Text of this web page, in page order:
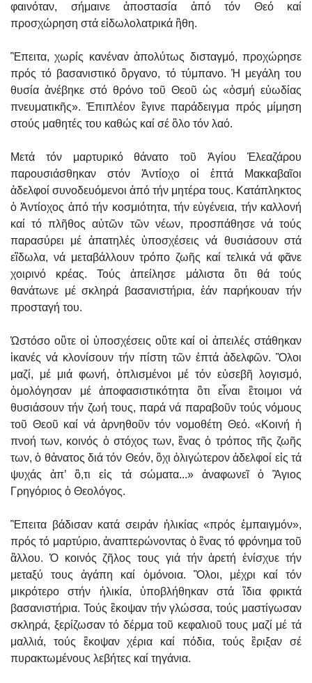
φαινόταν, σήμαινε ἀποστασία ἀπό τόν Θεό καί
προσχώρηση στά εἰδωλολατρικά ἢθη.
Ἒπειτα, χωρίς κανέναν ἀπολύτως δισταγμό, προχώρησε
πρός τό βασανιστικό ὂργανο, τό τύμπανο. Ἡ μεγάλη του
θυσία ἀνέβηκε στό θρόνο τοῦ Θεοῦ ὡς «ὀσμή εὐωδίας
πνευματικῆς». Ἐπιπλέον ἒγινε παράδειγμα πρός μίμηση
στούς μαθητές του καθώς καί σέ ὃλο τόν λαό.
Μετά τόν μαρτυρικό θάνατο τοῦ Ἁγίου Ἐλεαζάρου
παρουσιάσθηκαν στόν Ἀντίοχο οἱ ἑπτά Μακκαβαῖοι
ἀδελφοί συνοδευόμενοι ἀπό τήν μητέρα τους. Κατάπληκτος
ὁ Ἀντίοχος ἀπό τήν κοσμιότητα, τήν εὐγένεια, τήν καλλονή
καί τό πλῆθος αὐτῶν τῶν νέων, προσπάθησε νά τούς
παρασύρει μέ ἀπατηλές ὑποσχέσεις νά θυσιάσουν στά
εἲδωλα, νά μεταβάλλουν τρόπο ζωῆς καί τελικά νά φᾶνε
χοιρινό κρέας. Τούς ἀπείλησε μάλιστα ὃτι θά τούς
θανάτωνε μέ σκληρά βασανιστήρια, ἐάν παρήκουαν τήν
προσταγή του.
Ὡστόσο οὒτε οἱ ὑποσχέσεις οὒτε καί οἱ ἀπειλές στάθηκαν
ἱκανές νά κλονίσουν τήν πίστη τῶν ἑπτά ἀδελφῶν. Ὃλοι
μαζί, μέ μιά φωνή, ὁπλισμένοι μέ τόν εὐσεβῆ λογισμό,
ὁμολόγησαν μέ ἀποφασιστικότητα ὃτι εἶναι ἓτοιμοι νά
θυσιάσουν τήν ζωή τους, παρά νά παραβοῦν τούς νόμους
τοῦ Θεοῦ καί νά ἀρνηθοῦν τόν νομοθέτη Θεό. «Κοινή ἡ
πνοή των, κοινός ὁ στόχος των, ἓνας ὁ τρόπος τῆς ζωῆς
των, ὁ θἀνατος διά τόν Θεόν, ὂχι ὀλιγώτερον ἀδελφοί εἰς τά
ψυχάς ἀπ’ ὃ,τι εἰς τά σώματα...» ἀναφωνεῖ ὁ Ἃγιος
Γρηγόριος ὁ Θεολόγος.
Ἒπειτα βάδισαν κατά σειράν ἡλικίας «πρός ἐμπαιγμόν»,
πρός τό μαρτύριο, ἀναπτερώνοντας ὁ ἓνας τό φρόνημα τοῦ
ἂλλου. Ὁ κοινός ζῆλος τους γιά τήν ἀρετή ἐνίσχυε τήν
μεταξύ τους ἀγάπη καί ὁμόνοια. Ὃλοι, μέχρι καί τόν
μικρότερο στήν ἡλικία, ὑποβλήθηκαν στά ἲδια φρικτά
βασανιστήρια. Τούς ἒκοψαν τήν γλώσσα, τούς μαστίγωσαν
σκληρά, ξερίζωσαν τό δέρμα τοῦ κεφαλιοῦ τους μαζί μέ τά
μαλλιά, τούς ἒκοψαν χέρια καί πόδια, τούς ἒριξαν σέ
πυρακτωμένους λεβήτες καί τηγάνια.